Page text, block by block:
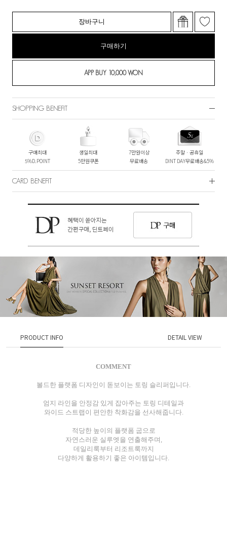
장바구니
구매하기
SHOPPING BENEFIT
구매최대
5%D.POINT
생일최대
5만원쿠폰
7만원이상
무료배송
주말ㆍ공휴일
DINT DAY무료배송&5%
CARD BENEFIT
PRODUCT INFO DETAIL VIEW
COMMENT
볼드한 플랫폼 디자인이 돋보이는 토링 슬리퍼입니다.
엄지 라인을 안정감 있게 잡아주는 토링 디테일과
와이드 스트랩이 편안한 착화감을 선사해줍니다.
적당한 높이의 플랫폼 굽으로
자연스러운 실루엣을 연출해주며,
데일리룩부터 리조트룩까지
다양하게 활용하기 좋은 아이템입니다.